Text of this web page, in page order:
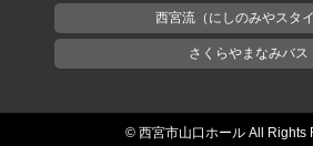
西宮流（にしのみやスタイ
さくらやまなみバス
© 西宮市山口ホール All Rights